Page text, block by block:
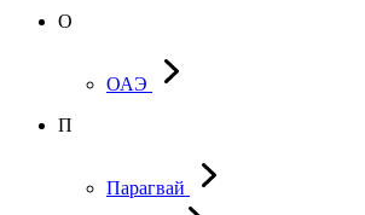
О
ОАЭ
П
Парагвай